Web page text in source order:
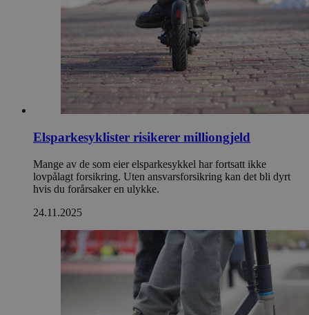
Elsparkesyklister risikerer milliongjeld
Mange av de som eier elsparkesykkel har fortsatt ikke
lovpålagt forsikring. Uten ansvarsforsikring kan det bli dyrt
hvis du forårsaker en ulykke.
24.11.2025